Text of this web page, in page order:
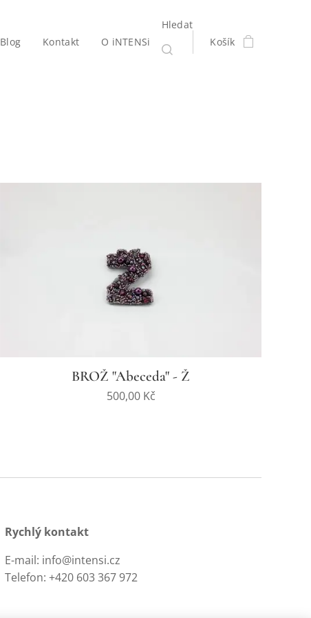
Blog Kontakt O iNTENSi
Hledat
Košík
BROŽ "Abeceda" - Ž
500,00Kč
Rychlý kontakt
E-mail: info@intensi.cz
Telefon: +420 603 367 972